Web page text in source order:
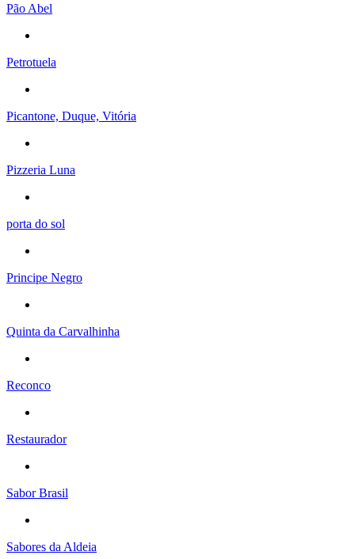
Pão Abel
Petrotuela
Picantone, Duque, Vitória
Pizzeria Luna
porta do sol
Principe Negro
Quinta da Carvalhinha
Reconco
Restaurador
Sabor Brasil
Sabores da Aldeia